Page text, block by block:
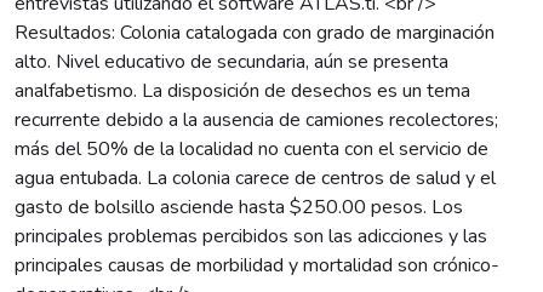
Resultados: Colonia catalogada con grado de marginación
alto. Nivel educativo de secundaria, aún se presenta
analfabetismo. La disposición de desechos es un tema
recurrente debido a la ausencia de camiones recolectores;
más del 50% de la localidad no cuenta con el servicio de
agua entubada. La colonia carece de centros de salud y el
gasto de bolsillo asciende hasta $250.00 pesos. Los
principales problemas percibidos son las adicciones y las
principales causas de morbilidad y mortalidad son crónico-